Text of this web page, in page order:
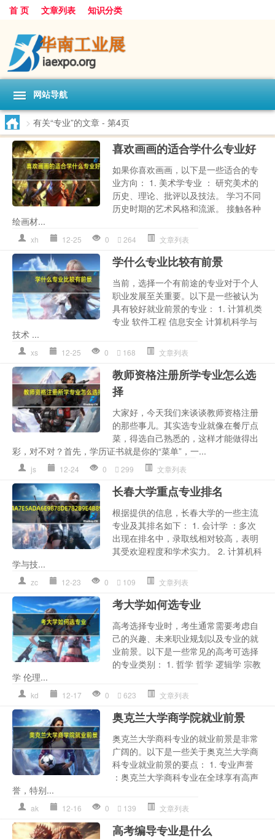
首 页 文章列表 知识分类
网站导航
> 有关“专业”的文章 - 第4页
喜欢画画的适合学什么专业好
如果你喜欢画画，以下是一些适合的专
业方向： 1. 美术学专业 ： 研究美术的
历史、理论、批评以及技法。 学习不同
历史时期的艺术风格和流派。 接触各种
绘画材...
xh 12-25 0 264 文章列表
学什么专业比较有前景
当前，选择一个有前途的专业对于个人
职业发展至关重要。以下是一些被认为
具有较好就业前景的专业： 1. 计算机类
专业 软件工程 信息安全 计算机科学与
技术 ...
xs 12-25 0 168 文章列表
教师资格注册所学专业怎么选
择
大家好，今天我们来谈谈教师资格注册
的那些事儿。其实选专业就像在餐厅点
菜，得选自己熟悉的，这样才能做得出
彩，对不对？首先，学历证书就是你的“菜单”，一...
js 12-24 0 299 文章列表
长春大学重点专业排名
根据提供的信息，长春大学的一些主流
专业及其排名如下： 1. 会计学 ：多次
出现在排名中，录取线相对较高，表明
其受欢迎程度和学术实力。 2. 计算机科
学与技...
zc 12-23 0 109 文章列表
考大学如何选专业
高考选择专业时，考生通常需要考虑自
己的兴趣、未来职业规划以及专业的就
业前景。以下是一些常见的高考可选择
的专业类别： 1. 哲学 哲学 逻辑学 宗教
学 伦理...
kd 12-17 0 623 文章列表
奥克兰大学商学院就业前景
奥克兰大学商科专业的就业前景是非常
广阔的。以下是一些关于奥克兰大学商
科专业就业前景的要点： 1. 专业声誉
：奥克兰大学商科专业在全球享有高声
誉，特别...
ak 12-16 0 139 文章列表
高考编导专业是什么